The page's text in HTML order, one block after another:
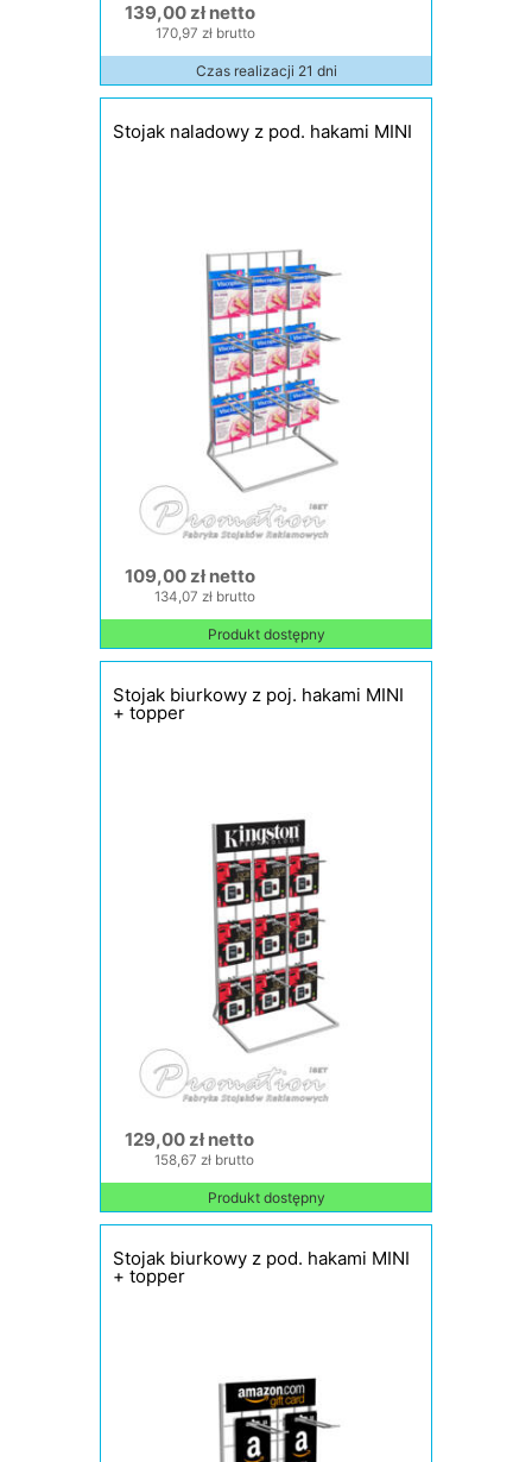
139,00 zł netto
170,97 zł brutto
Czas realizacji 21 dni
Stojak naladowy z pod. hakami MINI
109,00 zł netto
134,07 zł brutto
Produkt dostępny
Stojak biurkowy z poj. hakami MINI
+ topper
129,00 zł netto
158,67 zł brutto
Produkt dostępny
Stojak biurkowy z pod. hakami MINI
+ topper